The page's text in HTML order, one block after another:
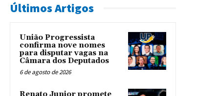
Últimos Artigos
União Progressista
confirma nove nomes
para disputar vagas na
Câmara dos Deputados
6 de agosto de 2026